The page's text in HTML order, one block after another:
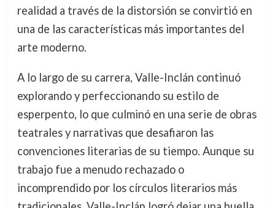
realidad a través de la distorsión se convirtió en
una de las características más importantes del
arte moderno.
A lo largo de su carrera, Valle-Inclán continuó
explorando y perfeccionando su estilo de
esperpento, lo que culminó en una serie de obras
teatrales y narrativas que desafiaron las
convenciones literarias de su tiempo. Aunque su
trabajo fue a menudo rechazado o
incomprendido por los círculos literarios más